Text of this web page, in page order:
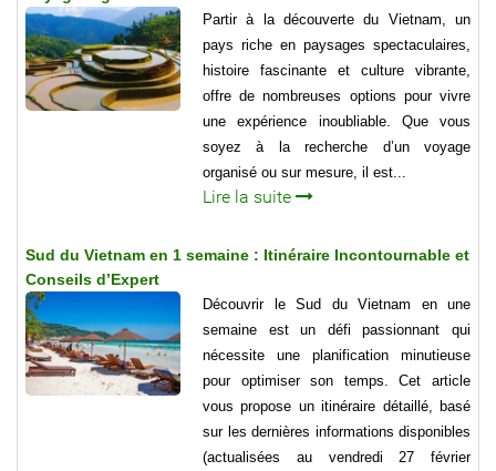
Partir à la découverte du Vietnam, un
pays riche en paysages spectaculaires,
histoire fascinante et culture vibrante,
offre de nombreuses options pour vivre
une expérience inoubliable. Que vous
soyez à la recherche d’un voyage
organisé ou sur mesure, il est...
Lire la suite
Sud du Vietnam en 1 semaine : Itinéraire Incontournable et
Conseils d’Expert
Découvrir le Sud du Vietnam en une
semaine est un défi passionnant qui
nécessite une planification minutieuse
pour optimiser son temps. Cet article
vous propose un itinéraire détaillé, basé
sur les dernières informations disponibles
(actualisées au vendredi 27 février